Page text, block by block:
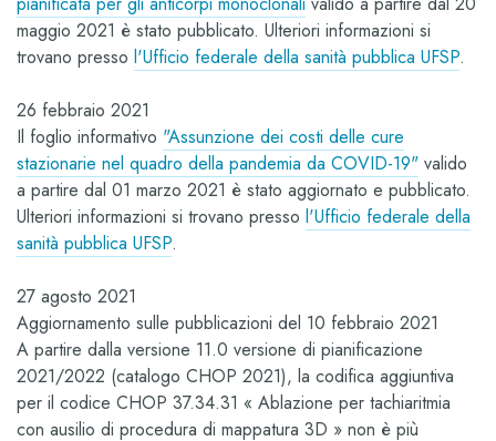
maggio 2021 è stato pubblicato. Ulteriori informazioni si
trovano presso l'Ufficio federale della sanità pubblica UFSP.
26 febbraio 2021
Il foglio informativo "Assunzione dei costi delle cure
stazionarie nel quadro della pandemia da COVID-19" valido
a partire dal 01 marzo 2021 è stato aggiornato e pubblicato.
Ulteriori informazioni si trovano presso l'Ufficio federale della
sanità pubblica UFSP.
27 agosto 2021
Aggiornamento sulle pubblicazioni del 10 febbraio 2021
A partire dalla versione 11.0 versione di pianificazione
2021/2022 (catalogo CHOP 2021), la codifica aggiuntiva
per il codice CHOP 37.34.31 « Ablazione per tachiaritmia
con ausilio di procedura di mappatura 3D » non è più